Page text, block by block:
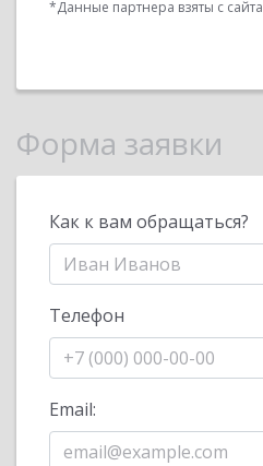
*Данные партнера взяты с сайта
Форма заявки
Как к вам обращаться?
Телефон
Email: